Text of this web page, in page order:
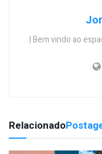
| Bem vindo ao
Relacionado